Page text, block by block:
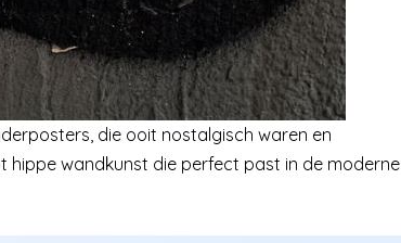
die ooit nostalgisch waren en
hippe wandkunst die perfect past in de moderne